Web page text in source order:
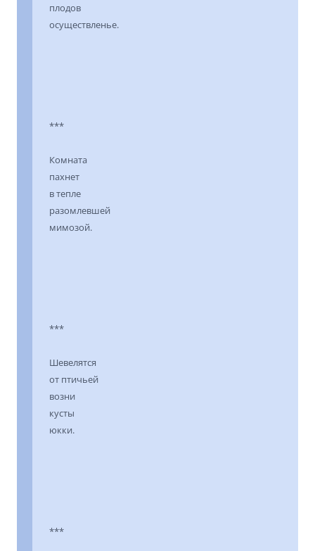
плодов
осуществленье.
***
Комната
пахнет
в тепле
разомлевшей
мимозой.
***
Шевелятся
от птичьей
возни
кусты
юкки.
***